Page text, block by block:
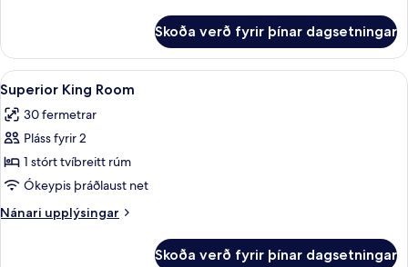
herbergi
Skoða verð fyrir þínar dagsetningar
Skoða
allar
myndir
fyrir
Superior
King
Room
Rúmföt af bestu gerð, dúnsængur,
6
Superior King Room
30 fermetrar
Pláss fyrir 2
1 stórt tvíbreitt rúm
Ókeypis þráðlaust net
Nánari upplýsingar
Nánari
Skoða verð fyrir þínar dagsetningar